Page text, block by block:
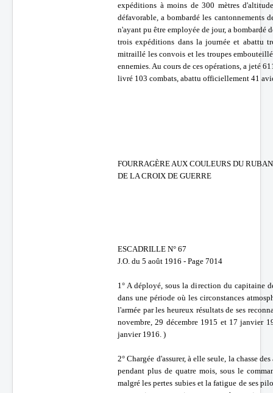
expéditions à moins de 300 mètres
défavorable, a bombardé les cantonnements
n'ayant pu être employée de jour, a bombardé
trois expéditions dans la journée et abattu
mitraillé les convois et les troupes
ennemies. Au cours de ces opérations, a jeté
livré 103 combats, abattu officiellement 41
FOURRAGÈRE AUX COULEURS DU RUBAN
DE LA CROIX DE GUERRE
ESCADRILLE N° 67
J.O. du 5 août 1916 - Page 7014
1° A déployé, sous la direction du capitaine
dans une période où les circonstances
l'armée par les heureux résultats de ses
novembre, 29 décembre 1915 et 17 janvier
janvier 1916. )
2° Chargée d'assurer, à elle seule, la chasse
pendant plus de quatre mois, sous le
malgré les pertes subies et la fatigue de ses